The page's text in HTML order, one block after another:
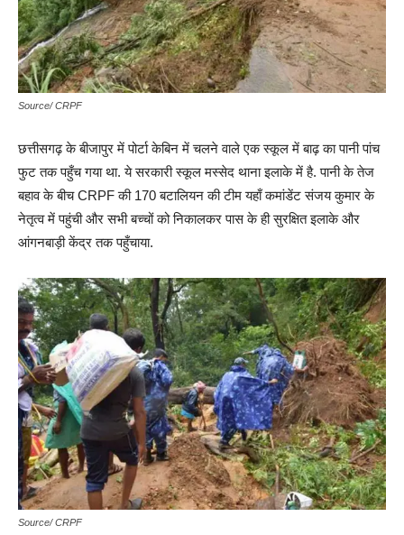
Source/ CRPF
छत्तीसगढ़ के बीजापुर में पोर्टा केबिन में चलने वाले एक स्कूल में बाढ़ का पानी पांच
फुट तक पहुँच गया था. ये सरकारी स्कूल मस्सेद थाना इलाके में है. पानी के तेज
बहाव के बीच CRPF की 170 बटालियन की टीम यहाँ कमांडेंट संजय कुमार के
नेतृत्व में पहुंची और सभी बच्चों को निकालकर पास के ही सुरक्षित इलाके और
आंगनबाड़ी केंद्र तक पहुँचाया.
Source/ CRPF